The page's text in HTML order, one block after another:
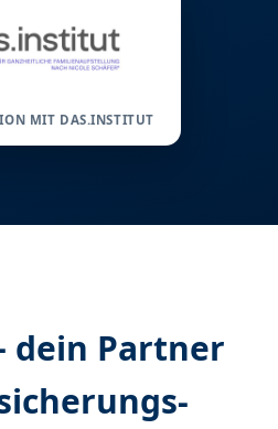
MIT DAS.INSTITUT
dein Partner